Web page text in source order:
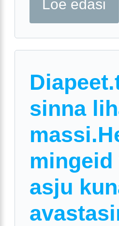
Loe edasi
sinna
asju